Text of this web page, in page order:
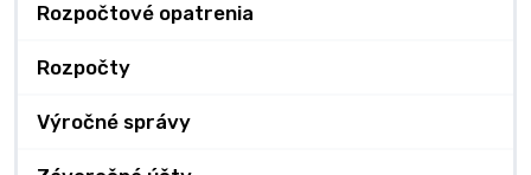
Rozpočtové opatrenia
Rozpočty
Výročné správy